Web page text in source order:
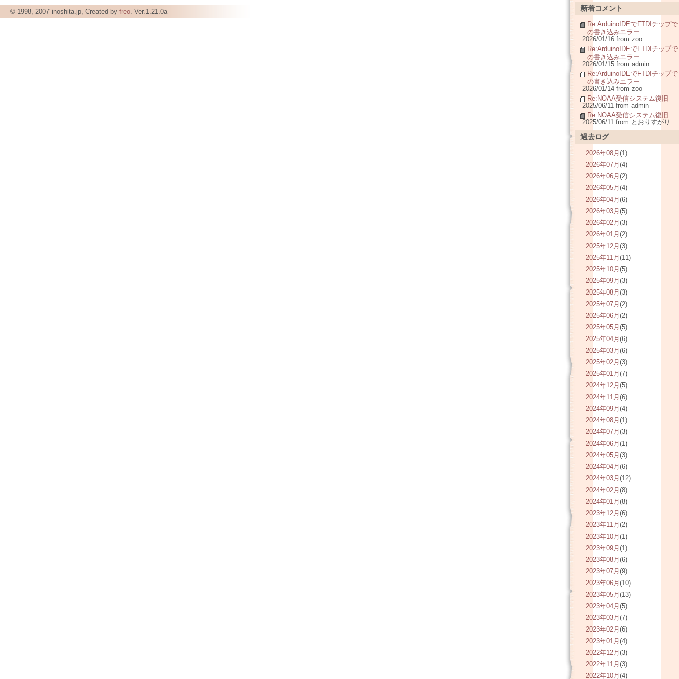
新着コメント
Re:ArduinoIDEでFTDIチップで
の書き込みエラー
2026/01/16 from zoo
Re:ArduinoIDEでFTDIチップで
の書き込みエラー
2026/01/15 from admin
Re:ArduinoIDEでFTDIチップで
の書き込みエラー
2026/01/14 from zoo
Re:NOAA受信システム復旧
2025/06/11 from admin
Re:NOAA受信システム復旧
2025/06/11 from とおりすがり
過去ログ
2026年08月 (1)
2026年07月 (4)
2026年06月 (2)
2026年05月 (4)
2026年04月 (6)
2026年03月 (5)
2026年02月 (3)
2026年01月 (2)
2025年12月 (3)
2025年11月 (11)
2025年10月 (5)
2025年09月 (3)
2025年08月 (3)
2025年07月 (2)
2025年06月 (2)
2025年05月 (5)
2025年04月 (6)
2025年03月 (6)
2025年02月 (3)
2025年01月 (7)
2024年12月 (5)
2024年11月 (6)
2024年09月 (4)
2024年08月 (1)
2024年07月 (3)
2024年06月 (1)
2024年05月 (3)
2024年04月 (6)
2024年03月 (12)
2024年02月 (8)
2024年01月 (8)
2023年12月 (6)
2023年11月 (2)
2023年10月 (1)
2023年09月 (1)
2023年08月 (6)
2023年07月 (9)
2023年06月 (10)
2023年05月 (13)
2023年04月 (5)
2023年03月 (7)
2023年02月 (6)
2023年01月 (4)
2022年12月 (3)
2022年11月 (3)
2022年10月 (4)
© 1998, 2007 inoshita.jp, Created by freo. Ver.1.21.0a